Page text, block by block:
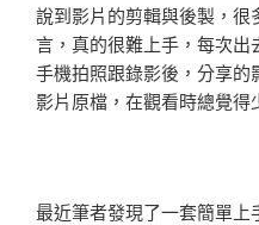
說到影片的剪輯與後製，
言，真的很難上手，每次
手機拍照跟錄影後，分享
影片原檔，在觀看時總覺得
最近筆者發現了一套簡單